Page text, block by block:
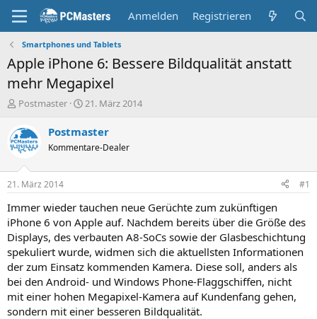
Anmelden Registrieren
Smartphones und Tablets
Apple iPhone 6: Bessere Bildqualität anstatt
mehr Megapixel
E
s
t
e
e
r
Postmaster
E
s
e
t
a
21. März 2014
Postmaster
Kommentare-Dealer
21. März 2014 #1
Immer wieder tauchen neue Gerüchte zum zukünftigen
iPhone 6 von Apple auf. Nachdem bereits über die Größe des
Displays, des verbauten A8-SoCs sowie der Glasbeschichtung
spekuliert wurde, widmen sich die aktuellsten Informationen
der zum Einsatz kommenden Kamera. Diese soll, anders als
bei den Android- und Windows Phone-Flaggschiffen, nicht
mit einer hohen Megapixel-Kamera auf Kundenfang gehen,
sondern mit einer besseren Bildqualität.